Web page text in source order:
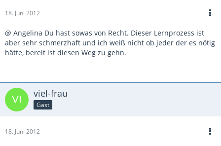
18. Juni 2012
@ Angelina Du hast sowas von Recht. Dieser Lernprozess ist
aber sehr schmerzhaft und ich weiß nicht ob jeder der es nötig
hätte, bereit ist diesen Weg zu gehn.
viel-frau
Gast
18. Juni 2012